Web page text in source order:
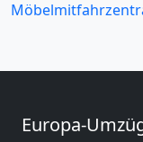
Europa-